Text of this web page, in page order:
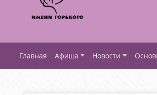
Афиша Новости